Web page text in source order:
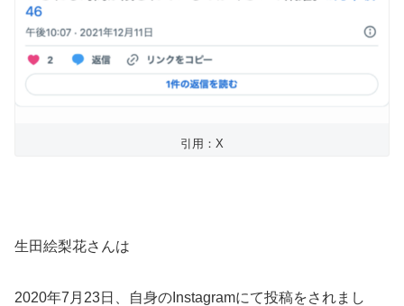
引用：X
生田絵梨花さんは
2020年7月23日、自身のInstagramにて投稿をされまし